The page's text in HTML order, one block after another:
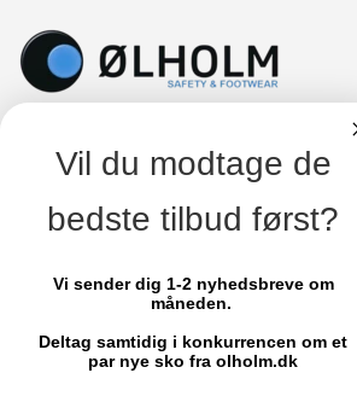
Lollandsvej 29
5500 Middelfart
Vil du modtage de
bedste tilbud først?
Vi sender dig 1-2 nyhedsbreve om
måneden.
Deltag samtidig i konkurrencen om et
par nye sko fra olholm.dk